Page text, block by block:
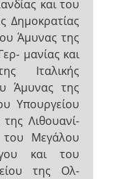
και του
Δημοκρατίας
Άμυνας της
μανίας και
Ιταλικής
Άμυνας της
Υπουργείου
Λιθουανί-
του Μεγάλου
και του
της Ολ-